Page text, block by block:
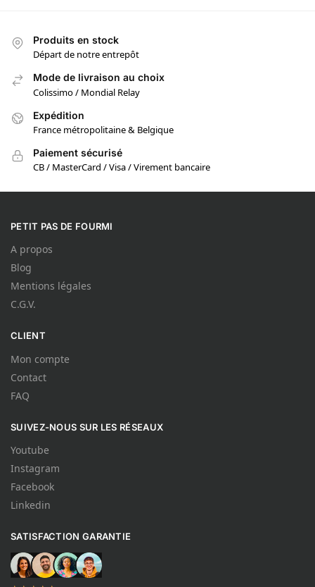
Produits en stock
Départ de notre entrepôt
Mode de livraison au choix
Colissimo / Mondial Relay
Expédition
France métropolitaine & Belgique
Paiement sécurisé
CB / MasterCard / Visa / Virement bancaire
PETIT PAS DE FOURMI
A propos
Blog
Mentions légales
C.G.V.
CLIENT
Mon compte
Contact
FAQ
SUIVEZ-NOUS SUR LES RÉSEAUX
Youtube
Instagram
Facebook
Linkedin
SATISFACTION GARANTIE